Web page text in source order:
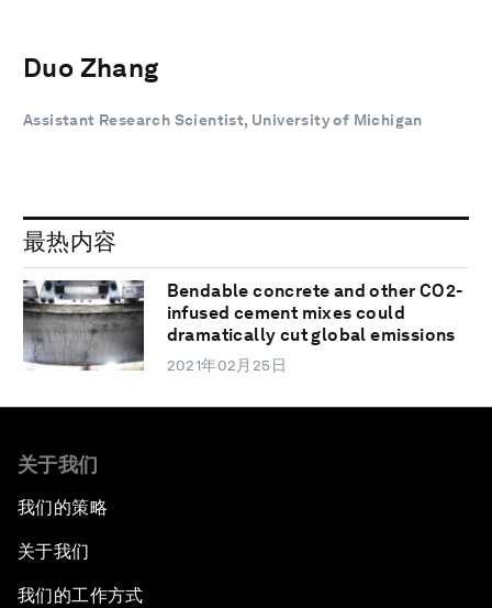
Duo Zhang
Assistant Research Scientist, University of Michigan
最热内容
Bendable concrete and other CO2-
infused cement mixes could
dramatically cut global emissions
2021年02月25日
关于我们
我们的策略
关于我们
我们的工作方式